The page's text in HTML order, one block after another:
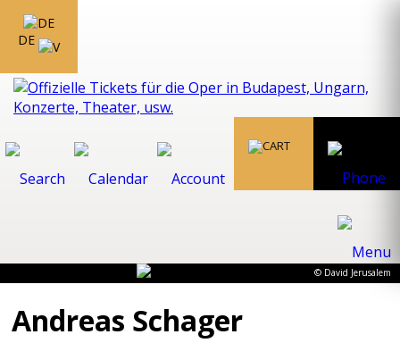
DE
© David Jerusalem
Andreas Schager